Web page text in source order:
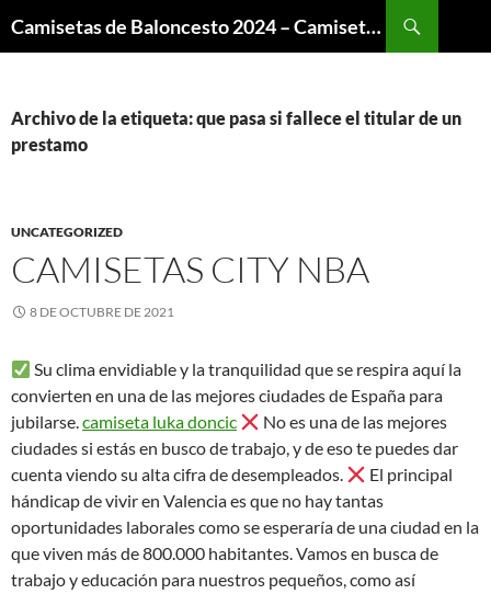
Camisetas de Baloncesto 2024 – Camisetas NBA
Archivo de la etiqueta: que pasa si fallece el titular de un
prestamo
UNCATEGORIZED
CAMISETAS CITY NBA
8 DE OCTUBRE DE 2021
Su clima envidiable y la tranquilidad que se respira aquí la
convierten en una de las mejores ciudades de España para
jubilarse.camiseta luka doncic
No es una de las mejores
ciudades si estás en busco de trabajo, y de eso te puedes dar
cuenta viendo su alta cifra de desempleados.
El principal
hándicap de vivir en Valencia es que no hay tantas
oportunidades laborales como se esperaría de una ciudad en la
que viven más de 800.000 habitantes. Vamos en busca de
trabajo y educación para nuestros pequeños, como así